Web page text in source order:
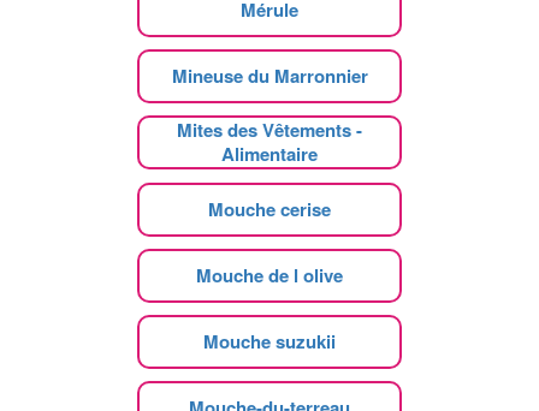
Mérule
Mineuse du Marronnier
Mites des Vêtements -
Alimentaire
Mouche cerise
Mouche de l olive
Mouche suzukii